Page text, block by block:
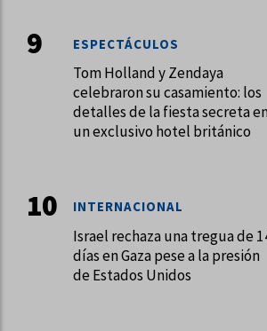
Tom Holland y Zendaya
celebraron su casamiento: los
detalles de la fiesta secreta
un exclusivo hotel británico
ESPECTÁCULOS
Israel rechaza una tregua de
días en Gaza pese a la presión
de Estados Unidos
INTERNACIONAL